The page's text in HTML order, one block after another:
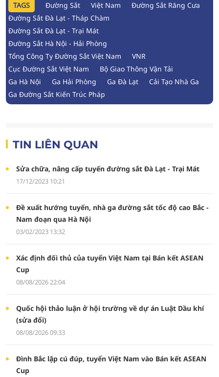
TAGS Đường Sắt Việt Nam
Đường Sắt Răng Cưa
Đường Sắt Đà Lạt - Tháp Chàm
Đường Sắt Đà Lạt - Trại Mát
Đường Sắt Hà Nội - Hải Phòng
Tổng Công Ty Đường Sắt Việt Nam
VNR
Cục Đường Sắt Việt Nam
Bộ Giao Thông Vận Tải
Ga Hà Nội
Ga Hải Phòng Ga Đà Lạt
Cải Tạo Nhà Ga
Ga Đường Sắt Kiến Trúc Pháp
TIN LIÊN QUAN
Sửa chữa, nâng cấp tuyến đường sắt Đà Lạt - Trại Mát
17/12/2023 10:21
Đề xuất hướng tuyến, nhà ga đường sắt tốc độ cao Bắc -
Nam đoạn qua Hà Nội
03/02/2023 13:32
Xác định đối thủ của tuyển Việt Nam tại Bán kết ASEAN
Cup
08/08/2026 22:04
Quốc hội thảo luận ở hội trường về dự án Luật Dầu khí
(sửa đổi)
08/08/2026 09:33
Đình Bắc lập cú đúp, tuyển Việt Nam vào Bán kết ASEAN
Cup